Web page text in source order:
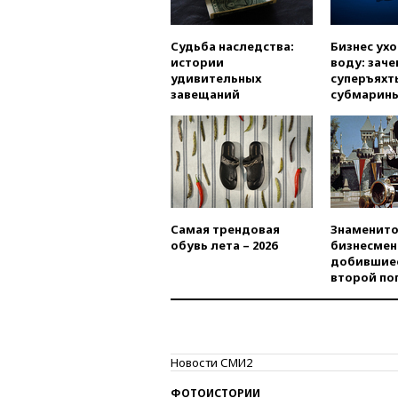
Судьба наследства:
истории
удивительных
завещаний
Бизнес
воду:
Самая трендовая
обувь лета – 2026
второй
Новости СМИ2
ФОТОИСТОРИИ